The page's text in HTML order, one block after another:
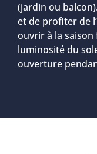
(jardin ou
et de profiter de
ouvrir à la
luminosité du
ouverture